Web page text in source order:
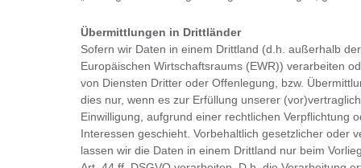
Übermittlungen in Drittländer
Sofern wir Daten in einem Drittland (d.h. außerhalb
Europäischen Wirtschaftsraums (EWR)) verarbeiten
von Diensten Dritter oder Offenlegung, bzw.
dies nur, wenn es zur Erfüllung unserer
Einwilligung, aufgrund einer rechtlichen Verpflichtung
Interessen geschieht. Vorbehaltlich gesetzlicher oder
lassen wir die Daten in einem Drittland nur beim